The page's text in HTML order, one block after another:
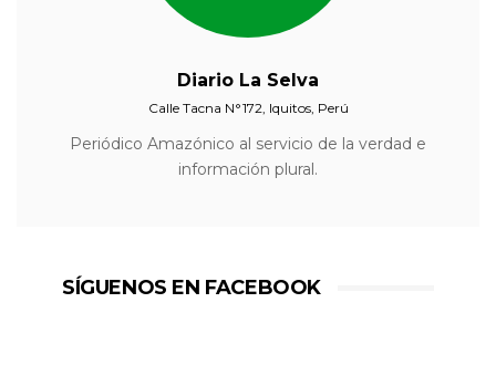
Diario La Selva
Calle Tacna N°172, Iquitos, Perú
Periódico Amazónico al servicio de la verdad e
información plural.
SÍGUENOS EN FACEBOOK